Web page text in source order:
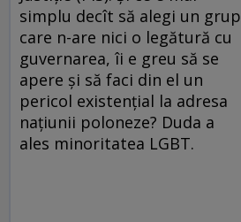
simplu decît să alegi un grup
care n-are nici o legătură cu
guvernarea, îi e greu să se
apere și să faci din el un
pericol existențial la adresa
națiunii poloneze? Duda a
ales minoritatea LGBT.